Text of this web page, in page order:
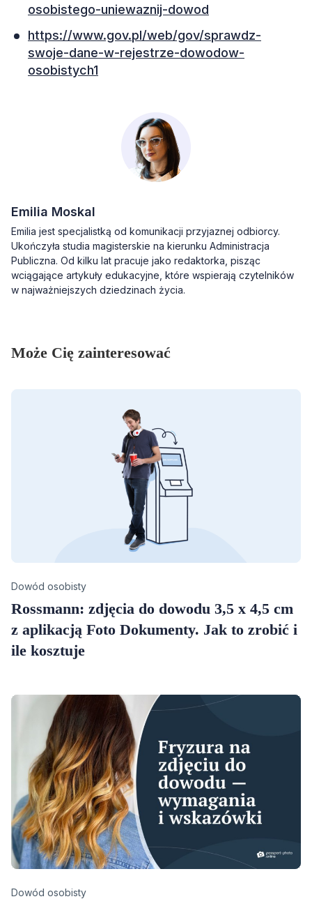
osobistego-uniewaznij-dowod
https://www.gov.pl/web/gov/sprawdz-
swoje-dane-w-rejestrze-dowodow-
osobistych1
Emilia Moskal
Emilia jest specjalistką od komunikacji przyjaznej odbiorcy.
Ukończyła studia magisterskie na kierunku Administracja
Publiczna. Od kilku lat pracuje jako redaktorka, pisząc
wciągające artykuły edukacyjne, które wspierają czytelników
w najważniejszych dziedzinach życia.
Może Cię zainteresować
Category
Dowód osobisty
Rossmann: zdjęcia do dowodu 3,5 x 4,5 cm
z aplikacją Foto Dokumenty. Jak to zrobić i
ile kosztuje
Category
Dowód osobisty